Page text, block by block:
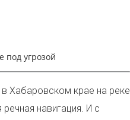
под угрозой
Хабаровском крае на реке
навигация. И с